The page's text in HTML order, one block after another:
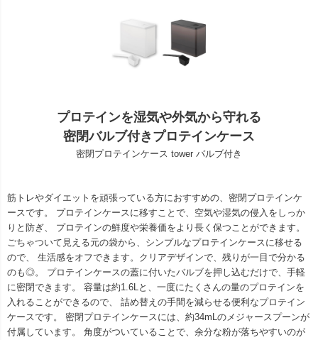
プロテインを湿気や外気から守れる
密閉バルブ付きプロテインケース
密閉プロテインケース tower バルブ付き
筋トレやダイエットを頑張っている方におすすめの、密閉プロテインケ
ースです。 プロテインケースに移すことで、空気や湿気の侵入をしっか
りと防ぎ、 プロテインの鮮度や栄養価をより長く保つことができます。
ごちゃついて見える元の袋から、シンプルなプロテインケースに移せる
ので、 生活感をオフできます。クリアデザインで、残りが一目で分かる
のも◎。 プロテインケースの蓋に付いたバルブを押し込むだけで、手軽
に密閉できます。 容量は約1.6Lと、一度にたくさんの量のプロテインを
入れることができるので、 詰め替えの手間を減らせる便利なプロテイン
ケースです。 密閉プロテインケースには、約34mLのメジャースプーンが
付属しています。 角度がついていることで、余分な粉が落ちやすいのが